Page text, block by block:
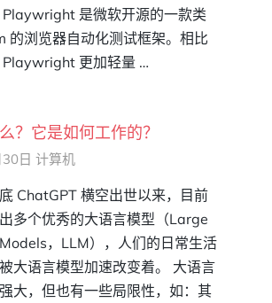
Playwright 是微软开源的一款类
的浏览器自动化测试框架。相比
Playwright 更加轻量 …
？它是如何工作的？
日 计算机
ChatGPT 横空出世以来，目前
多个优秀的大语言模型（Large
，LLM），人们的日常生活
大语言模型加速改变着。 大语言
大，但也有一些局限性，如：其